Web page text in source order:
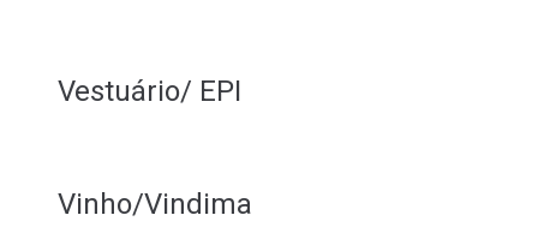
Vestuário/ EPI
Vinho/Vindima